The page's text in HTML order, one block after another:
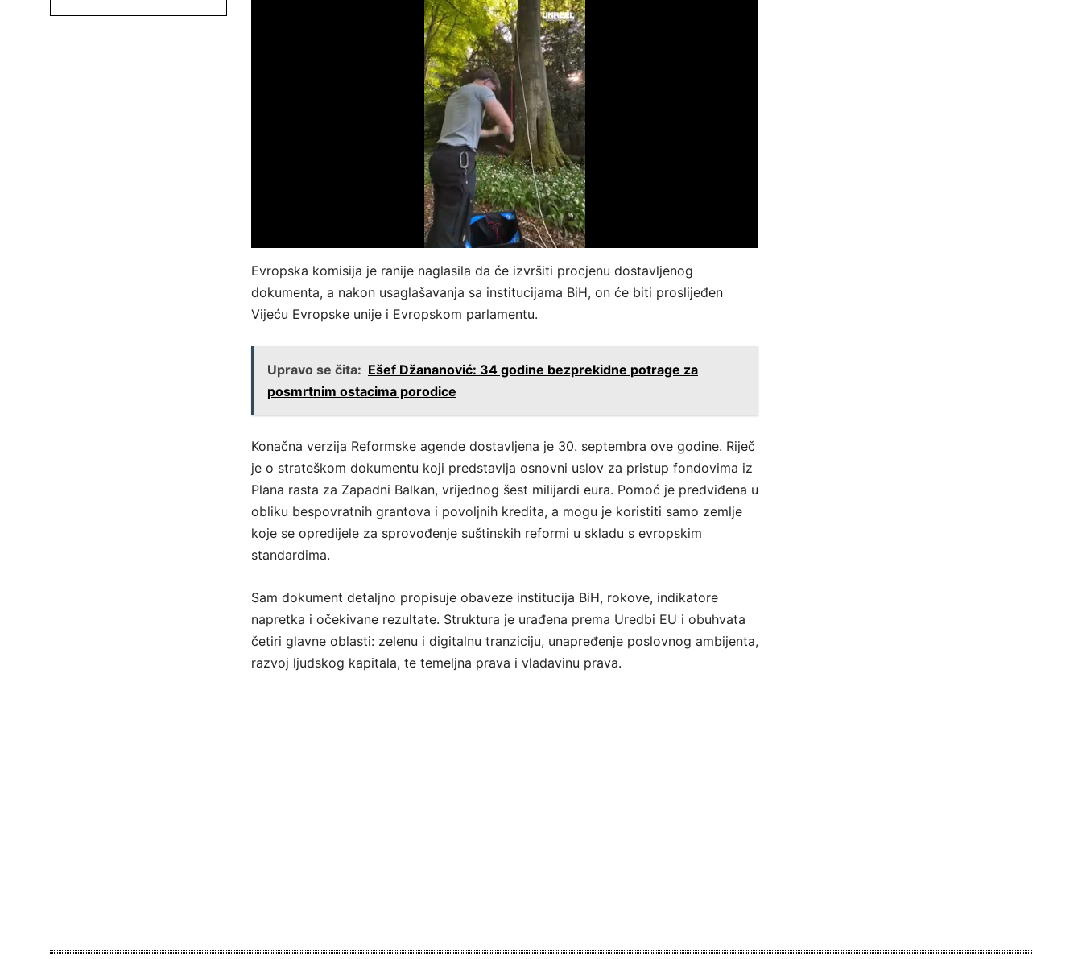
Evropska komisija je ranije naglasila da će izvršiti procjenu dostavljenog
dokumenta, a nakon usaglašavanja sa institucijama BiH, on će biti proslijeđen
Vijeću Evropske unije i Evropskom parlamentu.
Upravo se čita: Ešef Džananović: 34 godine bezprekidne potrage za
posmrtnim ostacima porodice
Konačna verzija Reformske agende dostavljena je 30. septembra ove godine. Riječ
je o strateškom dokumentu koji predstavlja osnovni uslov za pristup fondovima iz
Plana rasta za Zapadni Balkan, vrijednog šest milijardi eura. Pomoć je predviđena u
obliku bespovratnih grantova i povoljnih kredita, a mogu je koristiti samo zemlje
koje se opredijele za sprovođenje suštinskih reformi u skladu s evropskim
standardima.
Sam dokument detaljno propisuje obaveze institucija BiH, rokove, indikatore
napretka i očekivane rezultate. Struktura je urađena prema Uredbi EU i obuhvata
četiri glavne oblasti: zelenu i digitalnu tranziciju, unapređenje poslovnog ambijenta,
razvoj ljudskog kapitala, te temeljna prava i vladavinu prava.